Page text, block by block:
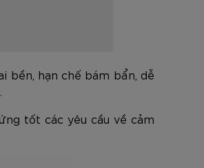
bền, hạn chế bám bẩn, dễ
tốt các yêu cầu về cảm